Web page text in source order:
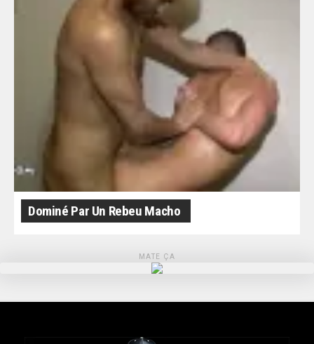
Dominé Par Un Rebeu Macho
MATE ÇA